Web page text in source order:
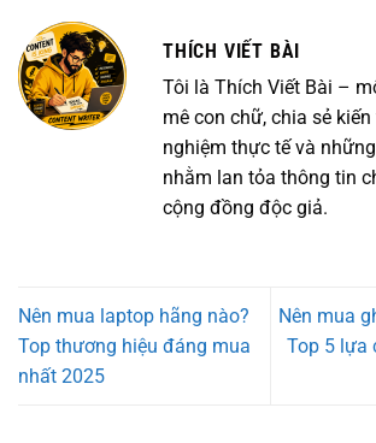
THÍCH VIẾT BÀI
Tôi là Thích Viết Bài –
mê con chữ, chia sẻ
nghiệm thực tế và
nhằm lan tỏa thông tin
cộng đồng độc giả.
Nên mua laptop hãng nào?
Top thương hiệu đáng mua
nhất 2025
Nên mua
Top 5 lựa